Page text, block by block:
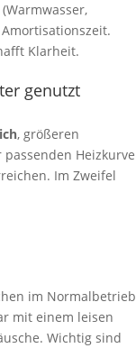
Klarheit.
genutzt
, größeren
Heizkurve
Im Zweifel
im Normalbetrieb
mit einem leisen
Wichtig sind